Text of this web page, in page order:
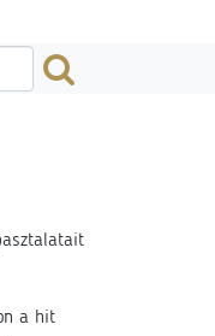
a hit